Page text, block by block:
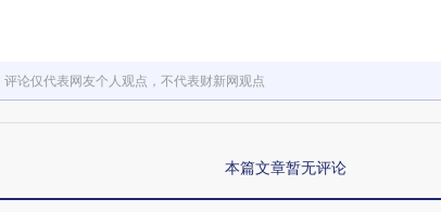
评论仅代表网友个人观点，不代表财新网观点
本篇文章暂无评论